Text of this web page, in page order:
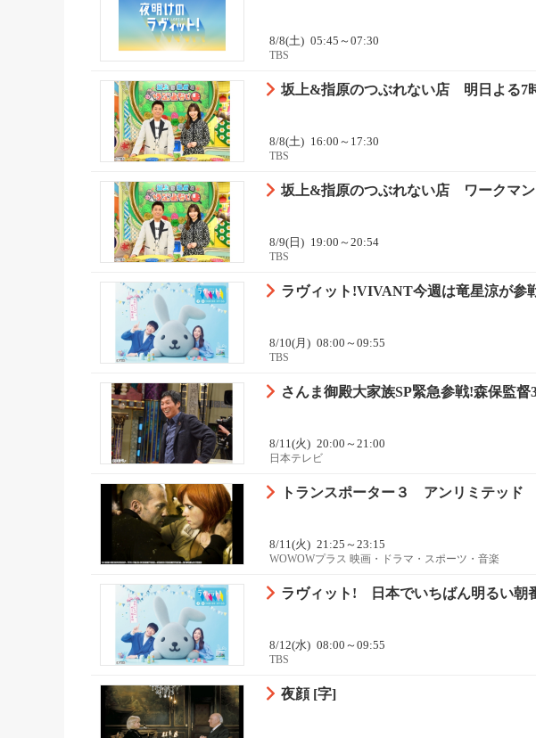
8/8(土) 05:45～07:30
TBS
坂上&指原のつぶれない店 明日よる7
8/8(土) 16:00～17:30
TBS
坂上&指原のつぶれない店 ワークマ
8/9(日) 19:00～20:54
TBS
ラヴィット!VIVANT今週は竜星涼が参
8/10(月) 08:00～09:55
TBS
さんま御殿大家族SP緊急参戦!森保監
8/11(火) 20:00～21:00
日本テレビ
トランスポーター３ アンリミテッド
8/11(火) 21:25～23:15
WOWOWプラス 映画・ドラマ・スポーツ・音楽
ラヴィット! 日本でいちばん明るい朝
8/12(水) 08:00～09:55
TBS
夜顔 [字]